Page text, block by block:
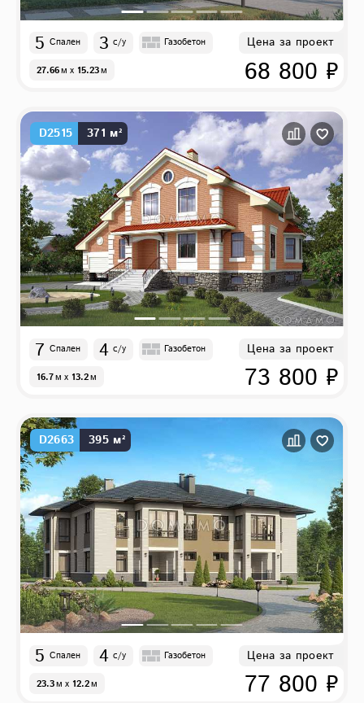
5 Спален 3 с/у Газобетон
27.66м x 15.23м
Цена за проект
68 800 ₽
D2515 371 м²
7 Спален 4 с/у Газобетон
16.7м x 13.2м
Цена за проект
73 800 ₽
D2663 395 м²
5 Спален 4 с/у Газобетон
23.3м x 12.2м
Цена за проект
77 800 ₽